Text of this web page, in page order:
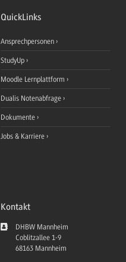
QuickLinks
Ansprechpersonen
StudyUp
Moodle Lernplattform
Dualis Notenabfrage
Dokumente
Jobs & Karriere
Kontakt
DHBW Mannheim
Coblitzallee 1-9
68163 Mannheim